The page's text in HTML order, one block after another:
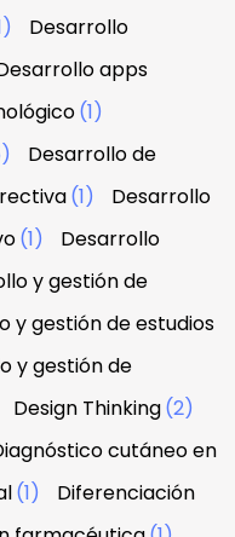
Desarrollo
apps
(1)
Desarrollo de
(1)
Desarrollo
(1)
Desarrollo
y gestión de
y gestión de estudios
y gestión de
Design Thinking(2)
cutáneo en
(1)
Diferenciación